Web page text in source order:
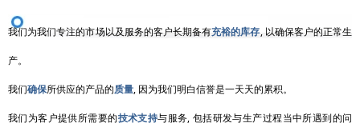
我们为我们专注的市场以及服务的客户长期备有充裕的库存, 以确保客户的正常生
产。
我们确保所供应的产品的质量, 因为我们明白信誉是一天天的累积。
我们为客户提供所需要的技术支持与服务, 包括研发与生产过程当中所遇到的问